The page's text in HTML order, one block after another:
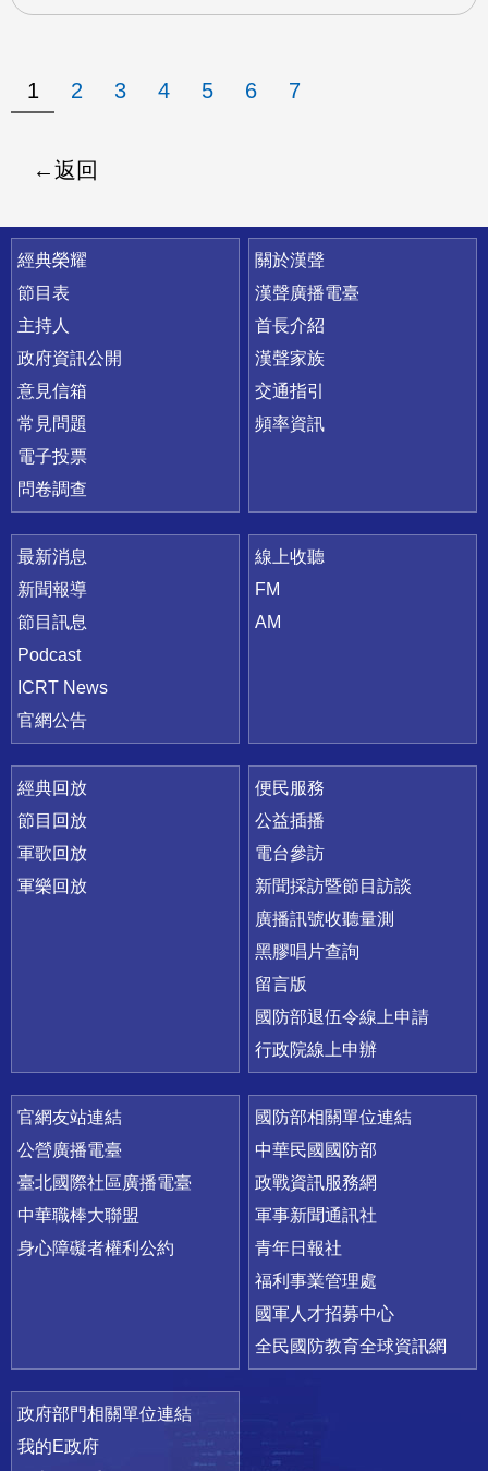
1 2 3 4 5 6 7
返回
快速連結
經典榮耀
節目表
主持人
政府資訊公開
意見信箱
常見問題
電子投票
問卷調查
關於漢聲
漢聲廣播電臺
首長介紹
漢聲家族
交通指引
頻率資訊
最新消息
新聞報導
節目訊息
Podcast
ICRT News
官網公告
線上收聽
FM
AM
經典回放
節目回放
軍歌回放
軍樂回放
便民服務
公益插播
電台參訪
新聞採訪暨節目訪談
廣播訊號收聽量測
黑膠唱片查詢
留言版
國防部退伍令線上申請
行政院線上申辦
官網友站連結
公營廣播電臺
臺北國際社區廣播電臺
中華職棒大聯盟
身心障礙者權利公約
國防部相關單位連結
中華民國國防部
政戰資訊服務網
軍事新聞通訊社
青年日報社
福利事業管理處
國軍人才招募中心
全民國防教育全球資訊網
政府部門相關單位連結
我的E政府